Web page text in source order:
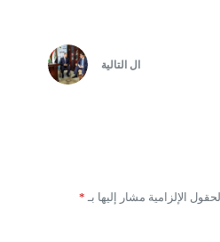
ال التالية
الحقول الإلزامية مشار إليها بـ *